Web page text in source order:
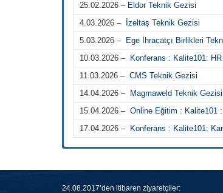
25.02.2026 – Eldor Teknik Gezisi
4.03.2026 –
İzeltaş Teknik Gezisi
5.03.2026 – Ege İhracatçı Birlikleri
10.03.2026 – Konferans : Kalite101:
11.03.2026 – CMS Teknik Gezisi
14.04.2026 – Magmaweld Teknik Gezisi
15.04.2026 – Online Eğitim : Kalite101
17.04.2026 – Konferans : Kalite101:
24.08.2017’den itibaren ziyaretçiler: